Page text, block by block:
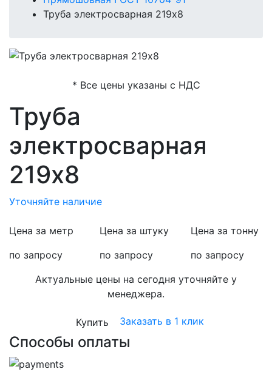
Труба электросварная 219х8
* Все цены указаны с НДС
Труба
электросварная
219х8
Уточняйте наличие
Цена за метр
по запросу
Цена за штуку
по запросу
Цена за тонну
по запросу
Актуальные цены на сегодня уточняйте у
менеджера.
Купить Заказать в 1 клик
Способы оплаты